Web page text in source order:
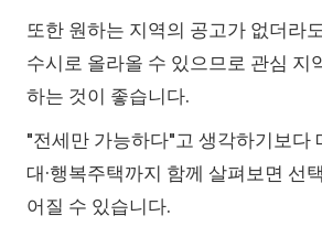
또한 원하는 지역의 공고가 없더라
수시로 올라올 수 있으므로 관심 지
하는 것이 좋습니다.
"전세만 가능하다"고 생각하기보다
대·행복주택까지 함께 살펴보면 선
어질 수 있습니다.